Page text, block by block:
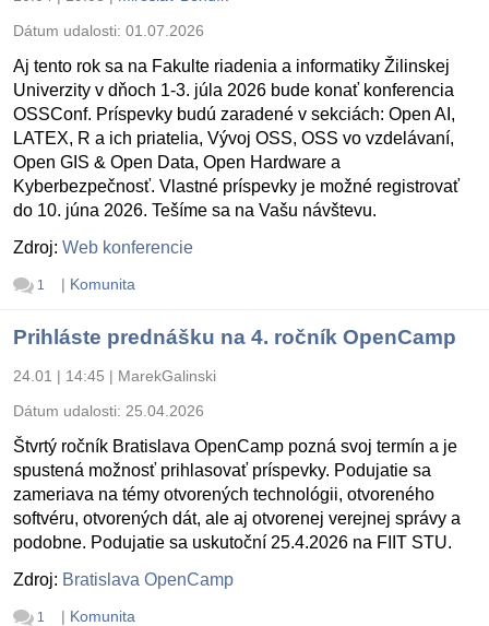
Dátum udalosti: 01.07.2026
Aj tento rok sa na Fakulte riadenia a informatiky Žilinskej
Univerzity v dňoch 1-3. júla 2026 bude konať konferencia
OSSConf. Príspevky budú zaradené v sekciách: Open AI,
LATEX, R a ich priatelia, Vývoj OSS, OSS vo vzdelávaní,
Open GIS & Open Data, Open Hardware a
Kyberbezpečnosť. Vlastné príspevky je možné registrovať
do 10. júna 2026. Tešíme sa na Vašu návštevu.
Zdroj: Web konferencie
1 | Komunita
Prihláste prednášku na 4. ročník OpenCamp
24.01 | 14:45 | MarekGalinski
Dátum udalosti: 25.04.2026
Štvrtý ročník Bratislava OpenCamp pozná svoj termín a je
spustená možnosť prihlasovať príspevky. Podujatie sa
zameriava na témy otvorených technológii, otvoreného
softvéru, otvorených dát, ale aj otvorenej verejnej správy a
podobne. Podujatie sa uskutoční 25.4.2026 na FIIT STU.
Zdroj: Bratislava OpenCamp
1 | Komunita